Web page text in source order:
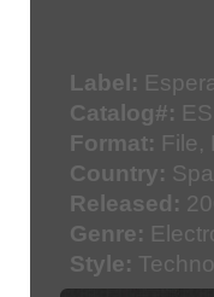
Label:
Catalog#:
Format: File,
Country:
Released:
Genre:
Style: